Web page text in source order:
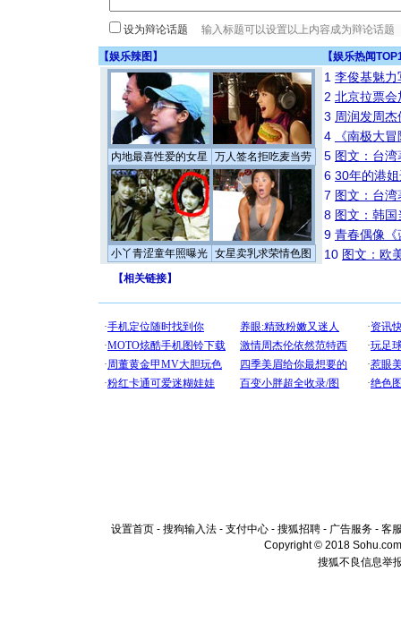
设为辩论话题
【娱乐辣图 】 【娱乐热闻
内地最喜性爱的女星 万人签名拒吃麦当劳
小丫青涩童年照曝光 女星卖乳求荣情色图
1 李俊基魅力
2 北京拉票
3 周润发周
4
《南极大
5 图文：台
6 30年的港
7 图文：台
8 图文：韩
9 青春偶像《
10 图文：欧
【相关链接】
设置首页 - 搜狗输入法 - 支付中心 - 搜狐招聘 - 广告服务 - 客
Copyright © 2018
搜狐不良信息举